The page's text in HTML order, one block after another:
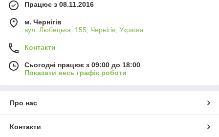
Працює з 08.11.2016
м. Чернігів
вул. Любецька, 155, Чернігів, Україна
Контакти
Сьогодні працює з 09:00 до 18:00
Показати весь графік роботи
Про нас
Контакти